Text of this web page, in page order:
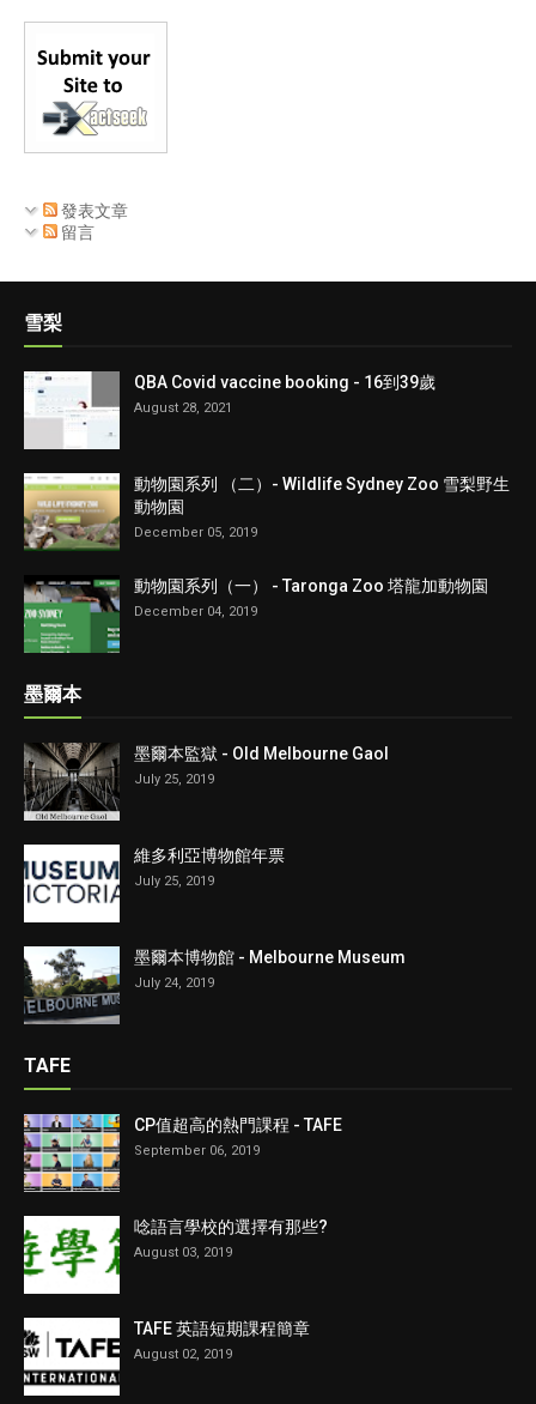
發表文章
留言
雪梨
QBA Covid vaccine booking - 16到39歲
August 28, 2021
動物園系列 （二）- Wildlife Sydney Zoo 雪梨野生
動物園
December 05, 2019
動物園系列（一） - Taronga Zoo 塔龍加動物園
December 04, 2019
墨爾本
墨爾本監獄 - Old Melbourne Gaol
July 25, 2019
維多利亞博物館年票
July 25, 2019
墨爾本博物館 - Melbourne Museum
July 24, 2019
TAFE
CP值超高的熱門課程 - TAFE
September 06, 2019
唸語言學校的選擇有那些?
August 03, 2019
TAFE 英語短期課程簡章
August 02, 2019